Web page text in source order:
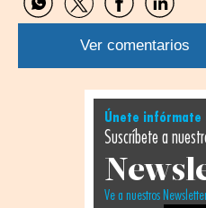
Compartir
por
WhatsApp
Compartir
por
Twitter
Compartir
por
Facebook
por
Linkedin
Ver comentarios
Únete infórmate
Suscríbete a
Ve a nuestros